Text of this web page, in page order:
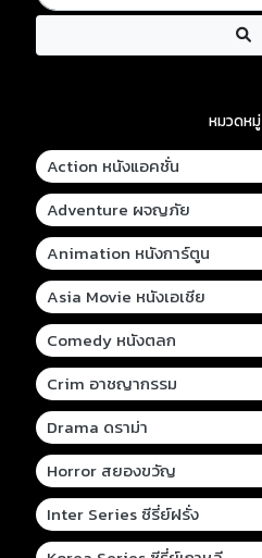
หมวดหมู่
Action หนังแอคชั่น
Adventure ผจญภัย
Animation หนังการ์ตูน
Asia Movie หนังเอเชีย
Comedy หนังตลก
Crim อาชญากรรม
Drama ดราม่า
Horror สยองขวัญ
Inter Series ซีรี่ย์ฝรั่ง